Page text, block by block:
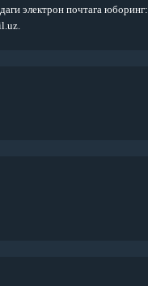
электрон почтага юборинг: